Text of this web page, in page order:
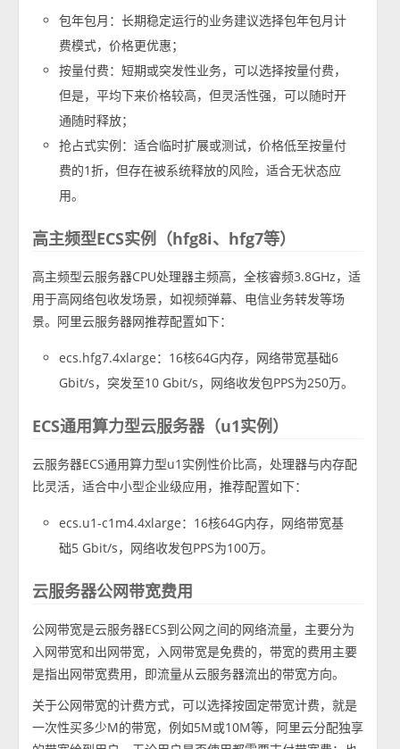
包年包月：长期稳定运行的业务建议选择包年包月计
费模式，价格更优惠；
按量付费：短期或突发性业务，可以选择按量付费，
但是，平均下来价格较高，但灵活性强，可以随时开
通随时释放；
抢占式实例：适合临时扩展或测试，价格低至按量付
费的1折，但存在被系统释放的风险，适合无状态应
用。
高主频型ECS实例（hfg8i、hfg7等）
高主频型云服务器CPU处理器主频高，全核睿频3.8GHz，适
用于高网络包收发场景，如视频弹幕、电信业务转发等场
景。阿里云服务器网推荐配置如下：
ecs.hfg7.4xlarge：16核64G内存，网络带宽基础6
Gbit/s，突发至10 Gbit/s，网络收发包PPS为250万。
ECS通用算力型云服务器（u1实例）
云服务器ECS通用算力型u1实例性价比高，处理器与内存配
比灵活，适合中小型企业级应用，推荐配置如下：
ecs.u1-c1m4.4xlarge：16核64G内存，网络带宽基
础5 Gbit/s，网络收发包PPS为100万。
云服务器公网带宽费用
公网带宽是云服务器ECS到公网之间的网络流量，主要分为
入网带宽和出网带宽，入网带宽是免费的，带宽的费用主要
是指出网带宽费用，即流量从云服务器流出的带宽方向。
关于公网带宽的计费方式，可以选择按固定带宽计费，就是
一次性买多少M的带宽，例如5M或10M等，阿里云分配独享